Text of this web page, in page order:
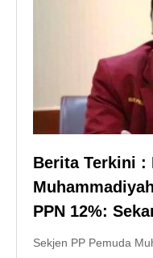
Berita Terkini :
PPN 12%:
Sekjen PP Pemuda